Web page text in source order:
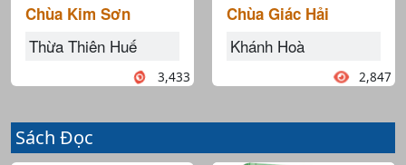
Chùa Kim Sơn
Thừa Thiên Huế
3,433
Chùa Giác Hải
Khánh Hoà
2,847
Sách Đọc